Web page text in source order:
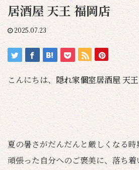
居酒屋 天王 福岡店
2025.07.23
こんにちは、 隠れ家個室居酒屋 天
夏の暑さがだんだんと厳しくなる
頑張った自分へのご褒美に、落ち